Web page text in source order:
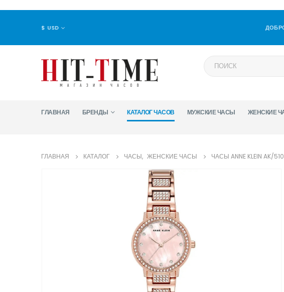
$ USD
ГЛАВНАЯ БРЕНДЫ КАТАЛОГ ЧАСОВ МУЖСКИЕ ЧАСЫ ЖЕНСКИЕ
ГЛАВНАЯ КАТАЛОГ ЧАСЫ, ЖЕНСКИЕ ЧАСЫ ЧАСЫ ANNE KLEIN AK/